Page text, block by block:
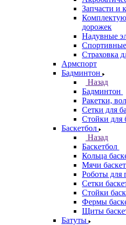
Запчасти и
дорожек
Надувные
Страховка
Армспорт
Бадминтон
Назад
Бадминтон
Ракетки,
Сетки для
Стойки для
Баскетбол
Назад
Баскетбол
Кольца
Мячи
Роботы для
Сетки
Стойки
Фермы
Щиты
Батуты